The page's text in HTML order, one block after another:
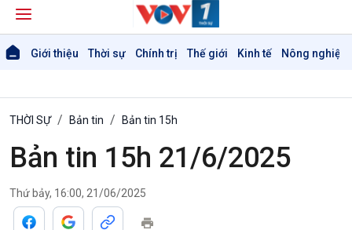
Giới thiệu Thời sự Chính trị Thế giới Kinh tế Nông nghiệp
THỜI SỰ Bản tin Bản tin 15h
Bản tin 15h 21/6/2025
Thứ bảy, 16:00, 21/06/2025